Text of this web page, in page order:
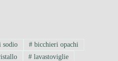
sodio # bicchieri opachi
# lavastoviglie